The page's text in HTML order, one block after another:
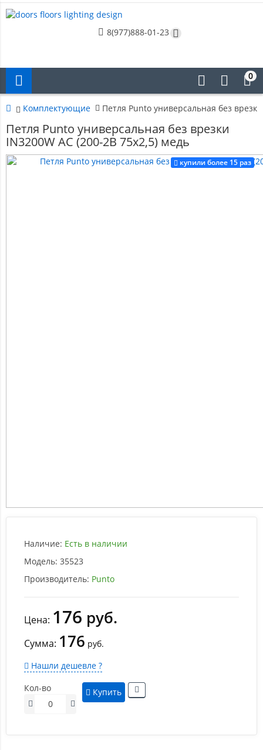
8(977)888-01-23
0
Комплектующие Петля Punto универсальная без
Петля Punto универсальная без врезки
IN3200W AC (200-2B 75x2,5) медь
купили более 15 раз
Наличие: Есть в наличии
Модель: 35523
Производитель: Punto
Цена: 176 руб.
Сумма: 176 руб.
Нашли дешевле ?
Кол-во
Купить